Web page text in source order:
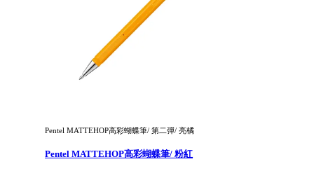
Pentel MATTEHOP高彩蝴蝶筆/ 第二彈/ 亮橘
Pentel MATTEHOP高彩蝴蝶筆/ 粉紅